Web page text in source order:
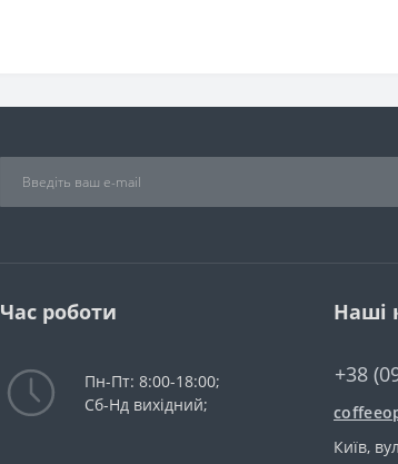
Час роботи
Пн-Пт: 8:00-18:00;
Сб-Нд вихідний;
Наші
+38
Київ,